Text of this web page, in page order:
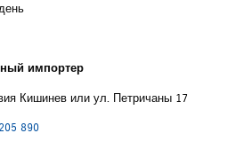
импортер
Кишинев или ул. Петричаны 17
890